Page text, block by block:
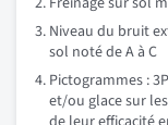
Niveau du bruit
sol noté de A à C
Pictogrammes :
et/ou glace sur